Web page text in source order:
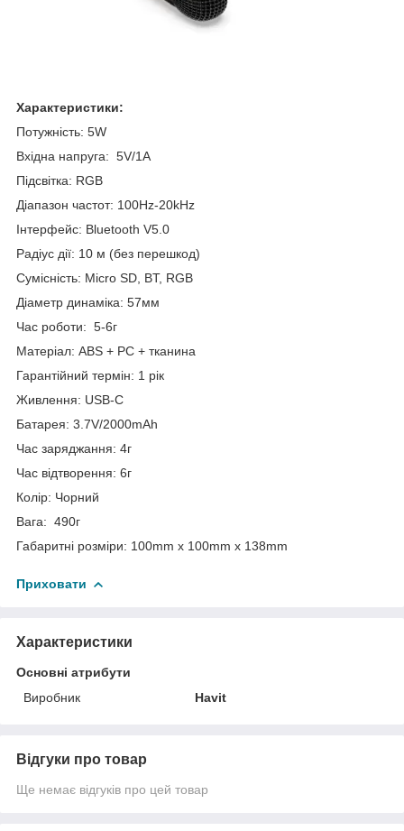
Характеристики:
Потужність: 5W
Вхідна напруга: 5V/1A
Підсвітка: RGB
Діапазон частот: 100Hz-20kHz
Інтерфейс: Bluetooth V5.0
Радіус дії: 10 м (без перешкод)
Сумісність: Micro SD, BT, RGB
Діаметр динаміка: 57мм
Час роботи: 5-6г
Матеріал: ABS + PC + тканина
Гарантійний термін: 1 рік
Живлення: USB-C
Батарея: 3.7V/2000mAh
Час заряджання: 4г
Час відтворення: 6г
Колір: Чорний
Вага: 490г
Габаритні розміри: 100mm x 100mm x 138mm
Приховати
Характеристики
Основні атрибути
Виробник
Havit
Відгуки про товар
Ще немає відгуків про цей товар